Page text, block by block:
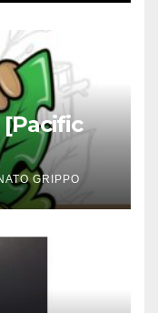
[Pacific
GRIPPO